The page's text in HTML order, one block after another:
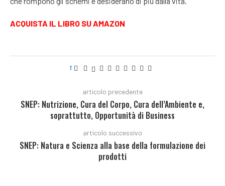
ACQUISTA IL LIBRO SU AMAZON
1
articolo precedente
SNEP: Nutrizione, Cura del Corpo, Cura dell’Ambiente e,
soprattutto, Opportunità di Business
articolo successivo
SNEP: Natura e Scienza alla base della formulazione dei
prodotti